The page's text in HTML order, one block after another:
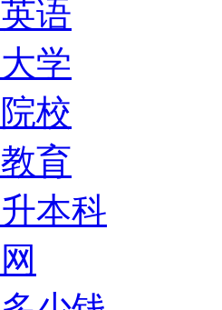
语
学
校
育
本科